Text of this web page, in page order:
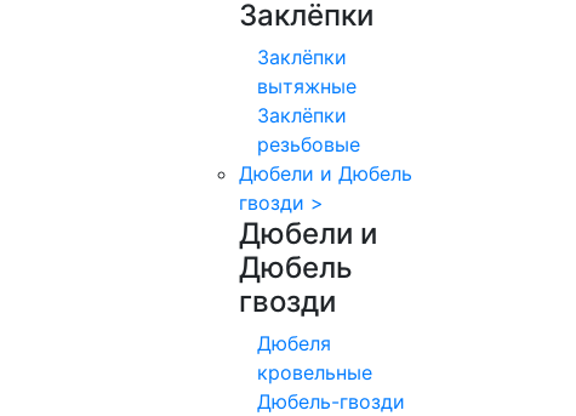
Заклёпки
Заклёпки
вытяжные
Заклёпки
резьбовые
Дюбели и Дюбель
гвозди >
Дюбели и
Дюбель
гвозди
Дюбеля
кровельные
Дюбель-гвозди